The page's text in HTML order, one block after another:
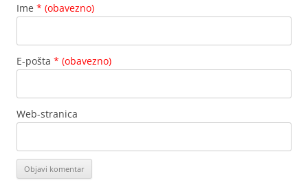
Ime * (obavezno)
E-pošta * (obavezno)
Web-stranica